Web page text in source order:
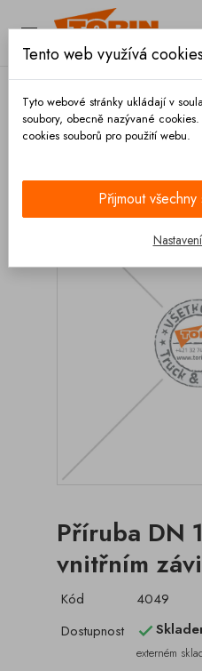

Příruba DN
vnitřním
Kód
4049
Dostupnost

externém
Tento web využívá cookies
Tyto webové stránky ukládají v
soubory, obecně nazývané
cookies souborů pro použití webu.
Přijmout